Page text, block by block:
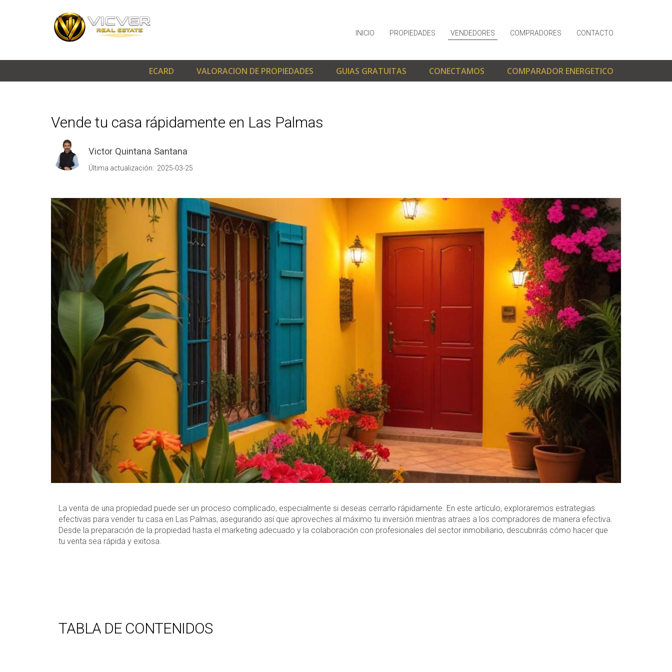
INICIO PROPIEDADES VENDEDORES COMPRADORES CONTACTO
ECARD VALORACION DE PROPIEDADES GUIAS GRATUITAS CONECTAMOS COMPARADOR ENERGETICO
Vende tu casa rápidamente en Las Palmas
Victor Quintana Santana
Última actualización: 2025-03-25
La venta de una propiedad puede ser un proceso complicado, especialmente si deseas cerrarlo rápidamente. En este artículo, exploraremos estrategias
efectivas para vender tu casa en Las Palmas, asegurando así que aproveches al máximo tu inversión mientras atraes a los compradores de manera efectiva.
Desde la preparación de la propiedad hasta el marketing adecuado y la colaboración con profesionales del sector inmobiliario, descubrirás cómo hacer que
tu venta sea rápida y exitosa.
TABLA DE CONTENIDOS